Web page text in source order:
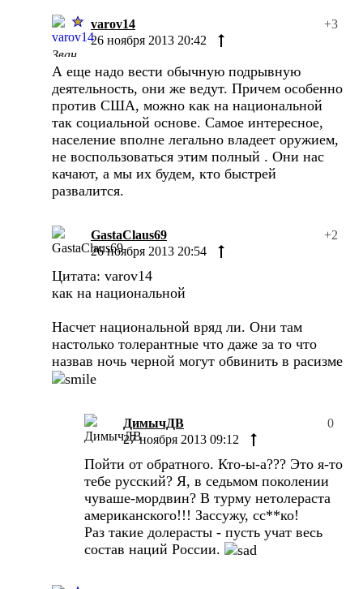
varov14
+3
26 ноября 2013 20:42
А еще надо вести обычную подрывную
деятельность, они же ведут. Причем особенно
против США, можно как на национальной
так социальной основе. Самое интересное,
население вполне легально владеет оружием,
не воспользоваться этим полный . Они нас
качают, а мы их будем, кто быстрей
развалится.
GastaClaus69
+2
26 ноября 2013 20:54
Цитата: varov14
как на национальной
Насчет национальной вряд ли. Они там
настолько толерантные что даже за то что
назвав ночь черной могут обвинить в расизме
ДимычДВ
0
27 ноября 2013 09:12
Пойти от обратного. Кто-ы-а??? Это я-то
тебе русский? Я, в седьмом поколении
чуваше-мордвин? В турму нетолераста
американского!!! Зассужу, сс**ко!
Раз такие долерасты - пусть учат весь
состав наций России.